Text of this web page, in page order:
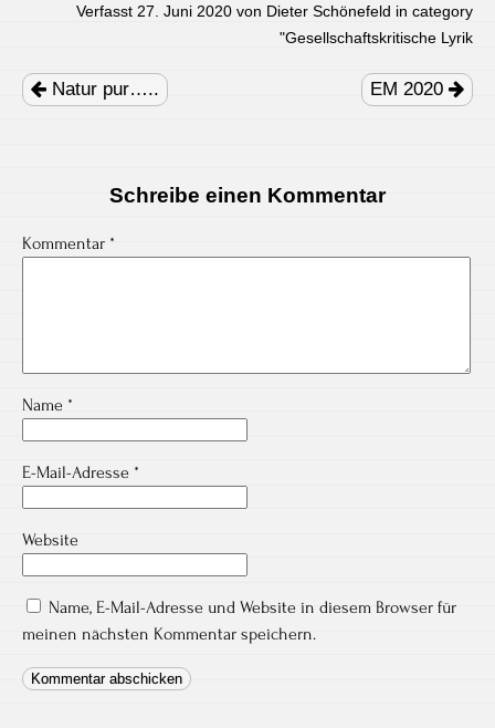
Verfasst 27. Juni 2020 von Dieter Schönefeld in category
"Gesellschaftskritische Lyrik
navigation
Natur pur….. EM 2020
Schreibe einen Kommentar
Kommentar *
Name *
E-Mail-Adresse *
Website
Name, E-Mail-Adresse und Website in diesem Browser für
meinen nächsten Kommentar speichern.